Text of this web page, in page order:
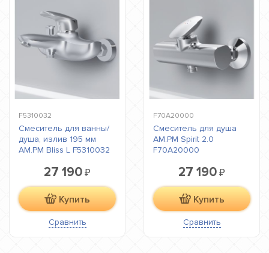
F5310032
Смеситель для ванны/
душа, излив 195 мм
AM.PM Bliss L F5310032
27 190 ₽
Купить
Сравнить
F70A20000
Смеситель для душа
AM.PM Spirit 2.0
F70A20000
27 190 ₽
Купить
Сравнить